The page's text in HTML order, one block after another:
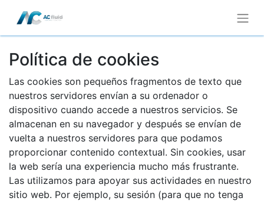
Política de cookies
Las cookies son pequeños fragmentos de texto que
nuestros servidores envían a su ordenador o
dispositivo cuando accede a nuestros servicios. Se
almacenan en su navegador y después se envían de
vuelta a nuestros servidores para que podamos
proporcionar contenido contextual. Sin cookies, usar
la web sería una experiencia mucho más frustrante.
Las utilizamos para apoyar sus actividades en nuestro
sitio web. Por ejemplo, su sesión (para que no tenga